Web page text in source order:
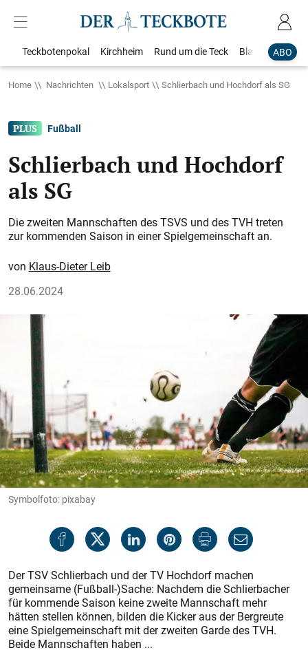
ABO
Teckbotenpokal Kirchheim Rund um die Teck Blaulicht
Home Nachrichten Lokalsport Schlierbach und Hochdorf als SG
Fußball
Schlierbach und Hochdorf
als SG
Die zweiten Mannschaften des TSVS und des TVH treten
zur kommenden Saison in einer Spielgemeinschaft an.
Klaus-Dieter Leib
28.06.2024
Symbolfoto: pixabay
Der TSV Schlierbach und der TV Hochdorf machen
gemeinsame (Fußball-)Sache: Nachdem die Schlierbacher
für kommende Saison keine zweite Mannschaft mehr
hätten stellen können, bilden die Kicker aus der Bergreute
eine Spielgemeinschaft mit der zweiten Garde des TVH.
Beide Mannschaften haben ...